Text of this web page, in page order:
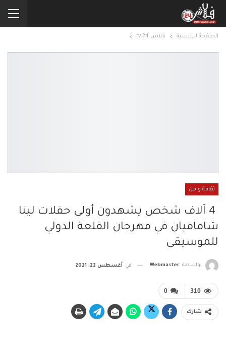
الصفحة الرئيسية فلاش 24 tv
ثقافة و فن
4 آلاف شخص يشهدون أولى حفلات لينا
شاماميان في مهرجان القلعة الدولي
للموسيقى
بواسطة Webmaster في أغسطس 22, 2021
0 310
شارك